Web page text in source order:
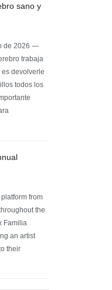
sano y
de 2026 —
trabaja
devolverle
todos los
from
the
Familia
an artist
their